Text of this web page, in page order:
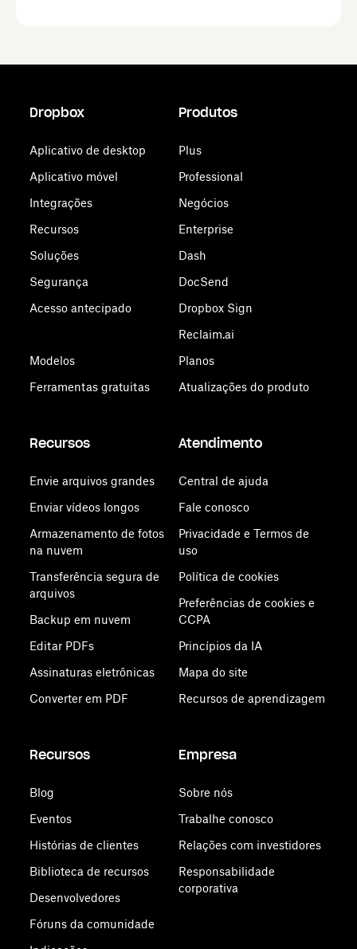
Dropbox
Aplicativo de desktop
Aplicativo móvel
Integrações
Recursos
Soluções
Segurança
Acesso antecipado
Modelos
Ferramentas gratuitas
Produtos
Plus
Professional
Negócios
Enterprise
Dash
DocSend
Dropbox Sign
Reclaim.ai
Planos
Atualizações do produto
Recursos
Envie arquivos grandes
Enviar vídeos longos
Armazenamento de fotos
na nuvem
Transferência segura de
arquivos
Backup em nuvem
Editar PDFs
Assinaturas eletrônicas
Converter em PDF
Atendimento
Central de ajuda
Fale conosco
Privacidade e Termos de
uso
Política de cookies
Preferências de cookies e
CCPA
Princípios da IA
Mapa do site
Recursos de aprendizagem
Recursos
Blog
Eventos
Histórias de clientes
Biblioteca de recursos
Desenvolvedores
Fóruns da comunidade
Empresa
Sobre nós
Trabalhe conosco
Relações com investidores
Responsabilidade
corporativa